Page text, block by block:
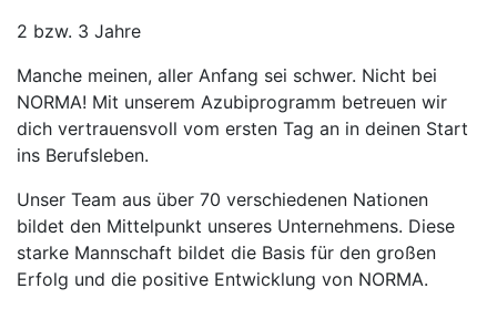
2 bzw. 3 Jahre
Manche meinen, aller Anfang sei schwer. Nicht bei
NORMA! Mit unserem Azubiprogramm betreuen wir
dich vertrauensvoll vom ersten Tag an in deinen Start
ins Berufsleben.
Unser Team aus über 70 verschiedenen Nationen
bildet den Mittelpunkt unseres Unternehmens. Diese
starke Mannschaft bildet die Basis für den großen
Erfolg und die positive Entwicklung von NORMA.